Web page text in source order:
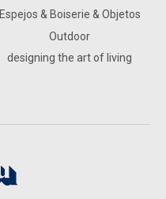
Espejos & Boiserie & Objetos
Outdoor
designing the art of living